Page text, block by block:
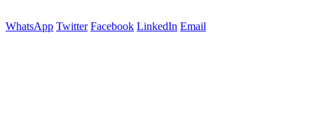
WhatsApp Twitter Facebook LinkedIn Email